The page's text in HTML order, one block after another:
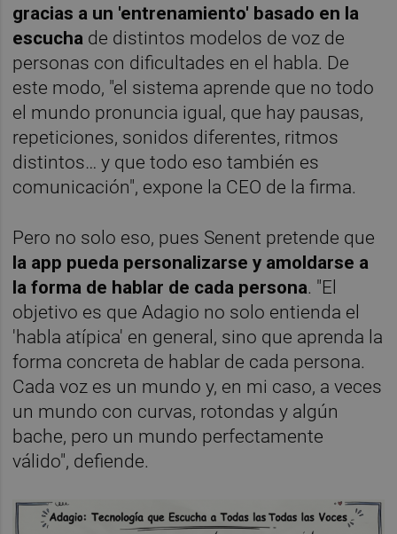
gracias a un 'entrenamiento' basado en la
escucha de distintos modelos de voz de
personas con dificultades en el habla. De
este modo, "el sistema aprende que no todo
el mundo pronuncia igual, que hay pausas,
repeticiones, sonidos diferentes, ritmos
distintos… y que todo eso también es
comunicación", expone la CEO de la firma.
Pero no solo eso, pues Senent pretende que
la app pueda personalizarse y amoldarse a
la forma de hablar de cada persona. "El
objetivo es que Adagio no solo entienda el
'habla atípica' en general, sino que aprenda la
forma concreta de hablar de cada persona.
Cada voz es un mundo y, en mi caso, a veces
un mundo con curvas, rotondas y algún
bache, pero un mundo perfectamente
válido", defiende.